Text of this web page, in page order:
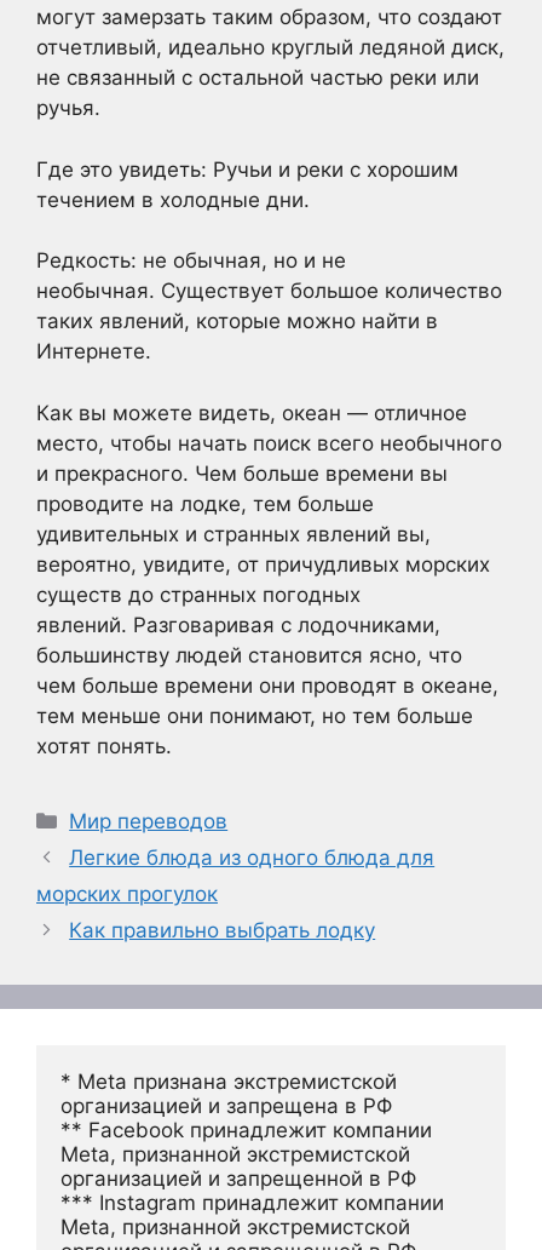
могут замерзать таким образом, что создают
отчетливый, идеально круглый ледяной диск,
не связанный с остальной частью реки или
ручья.
Где это увидеть: Ручьи и реки с хорошим
течением в холодные дни.
Редкость: не обычная, но и не
необычная. Существует большое количество
таких явлений, которые можно найти в
Интернете.
Как вы можете видеть, океан — отличное
место, чтобы начать поиск всего необычного
и прекрасного. Чем больше времени вы
проводите на лодке, тем больше
удивительных и странных явлений вы,
вероятно, увидите, от причудливых морских
существ до странных погодных
явлений. Разговаривая с лодочниками,
большинству людей становится ясно, что
чем больше времени они проводят в океане,
тем меньше они понимают, но тем больше
хотят понять.
Рубрики
Мир переводов
Легкие блюда из одного блюда для
морских прогулок
Как правильно выбрать лодку
* Meta признана экстремистской
организацией и запрещена в РФ
** Facebook принадлежит компании
Meta, признанной экстремистской
организацией и запрещенной в РФ
*** Instagram принадлежит компании
Meta, признанной экстремистской